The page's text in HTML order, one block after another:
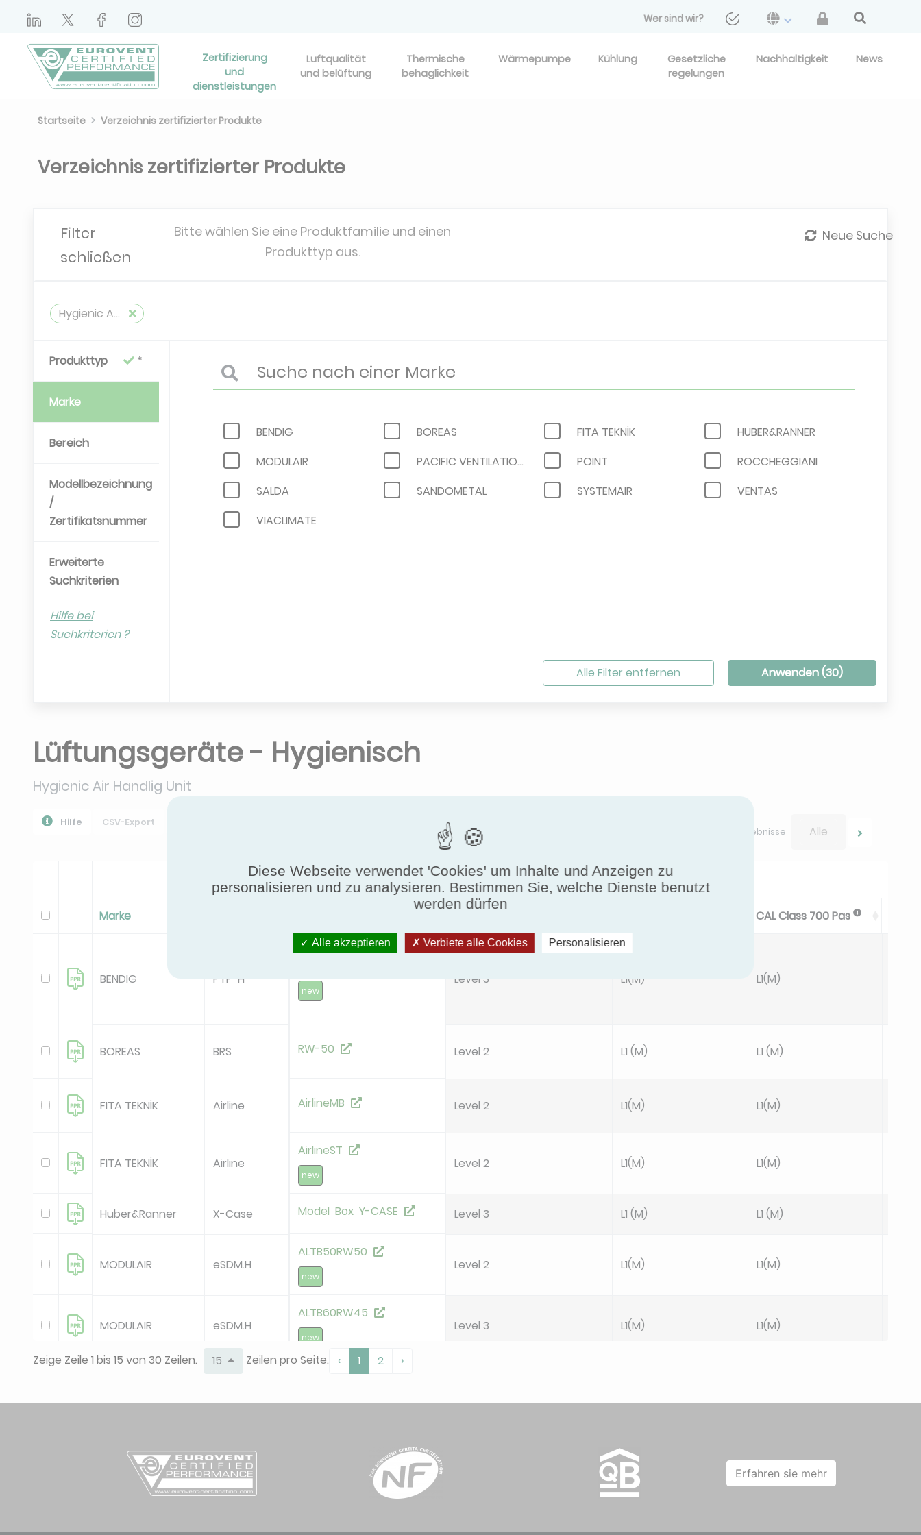
Wer sind wir?
Zertifizierung
und
dienstleistungen
Luftqualität
und belüftung
Thermische
behaglichkeit
Wärmepumpe Kühlung
Gesetzliche
regelungen
Nachhaltigkeit News
Startseite Verzeichnis zertifizierter Produkte
Verzeichnis zertifizierter Produkte
Filter
schließen
Bitte wählen Sie eine Produktfamilie und einen
Produkttyp aus.
Neue Suche
Hygienic Air Handlig Unit
Produkttyp
Marke
Bereich
Modellbezeichnung
/
Zertifikatsnummer
Erweiterte
Suchkriterien
Hilfe bei
Suchkriterien ?
BENDIG BOREAS FITA TEKNİK
HUBER&RANNER
MODULAIR
PACIFIC VENTILATION POINT
ROCCHEGGIANI
SALDA
SANDOMETAL SYSTEMAIR
VENTAS
VIACLIMATE
Alle Filter entfernen Anwenden (30)
Lüftungsgeräte - Hygienisch
Hygienic Air Handlig Unit
Hilfe CSV-Export
Durchsuchen Sie Ihre Ergebnisse
Alle
Marke
General
CAL Class 700 Pas
BENDIG PTP-H
new
Level 3 L1(M) L1(M)
BOREAS BRS RW-50 Level 2 L1 (M) L1 (M)
FITA TEKNİK Airline AirlineMB Level 2 L1(M) L1(M)
FITA TEKNİK Airline
AirlineST
new
Level 2 L1(M) L1(M)
Huber&Ranner X-Case Model Box Y-CASE Level 3 L1 (M) L1 (M)
MODULAIR eSDM.H
ALTB50RW50
new
Level 2 L1(M) L1(M)
MODULAIR eSDM.H
ALTB60RW45
new
Level 3 L1(M) L1(M)
Pacific Ventilation Geniox-1 H Level 2 L1(M) L1(M) TB2
Pacific Ventilation Geniox-1 H GX 66/60-3-RW L1(M)
Zeige Zeile 1 bis 15 von 30 Zeilen. 15 Zeilen pro Seite. ‹ 1 2 ›
Erfahren sie mehr
Diese Webseite verwendet 'Cookies' um Inhalte und Anzeigen zu
personalisieren und zu analysieren. Bestimmen Sie, welche Dienste benutzt
werden dürfen
Alle akzeptieren Verbiete alle Cookies Personalisieren